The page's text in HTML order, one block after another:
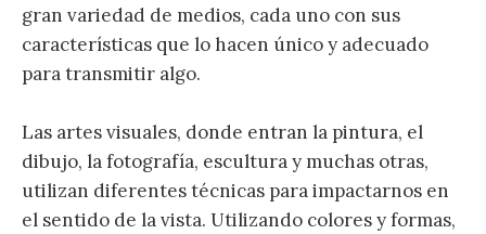
gran variedad de medios, cada uno con sus
características que lo hacen único y adecuado
para transmitir algo.
Las artes visuales, donde entran la pintura, el
dibujo, la fotografía, escultura y muchas otras,
utilizan diferentes técnicas para impactarnos en
el sentido de la vista. Utilizando colores y formas,